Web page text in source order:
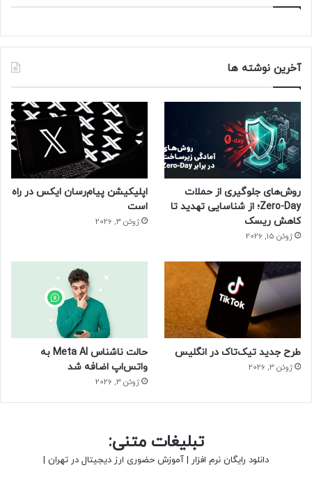
منبع : زومیت
آخرین نوشته ها
روش‌های جلوگیری از حملات
Zero-Day؛ از شناسایی تهدید تا
کاهش ریسک
ژوئن 15, 2026
اپلیکیشن پیام‌رسان ایکس در راه
است
ژوئن 3, 2026
طرح جدید تیک‌تاک در انگلیس
ژوئن 3, 2026
حالت ناشناس Meta AI به
واتس‌اپ اضافه شد
ژوئن 3, 2026
تبلیغات متنی:
دانلود رایگان نرم افزار | آموزش حضوری ارز دیجیتال در تهران |